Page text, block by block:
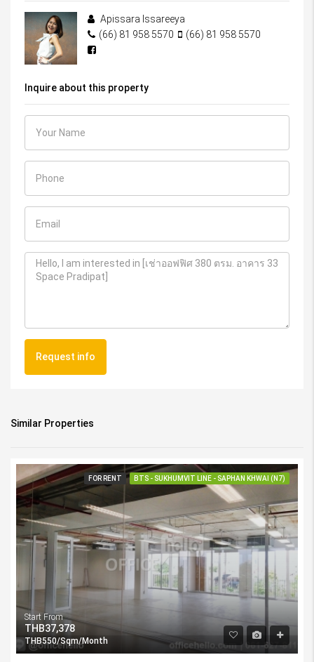
Apissara Issareeya
(66) 81 958 5570
(66) 81 958 5570
Inquire about this property
Request info
Similar Properties
FOR RENT BTS - SUKHUMVIT LINE - SAPHAN KHWAI (N7)
Start From
THB37,378
THB550/Sqm/Month